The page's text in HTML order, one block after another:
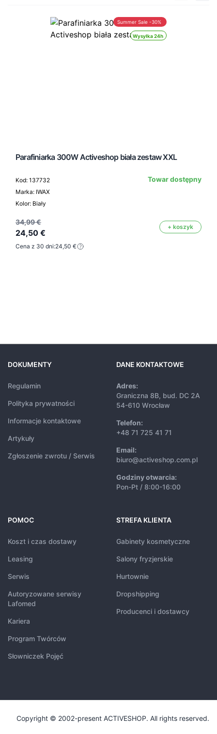
Wysyłka 24h
Summer Sale -30%
Parafiniarka 300W Activeshop biała zestaw XXL
Kod: 137732
Marka: IWAX
Kolor: Biały
Towar dostępny
34,99 €
24,50 €
+ koszyk
Cena z 30 dni:24,50 €
DOKUMENTY
Regulamin
Polityka prywatności
Informacje kontaktowe
Artykuły
Zgłoszenie zwrotu / Serwis
DANE KONTAKTOWE
Adres:
Graniczna 8B, bud. DC 2A
54-610 Wrocław
Telefon:
+48 71 725 41 71
Email:
biuro@activeshop.com.pl
Godziny otwarcia:
Pon-Pt / 8:00-16:00
POMOC
Koszt i czas dostawy
Leasing
Serwis
Autoryzowane serwisy
Lafomed
Kariera
Program Twórców
Słowniczek Pojęć
STREFA KLIENTA
Gabinety kosmetyczne
Salony fryzjerskie
Hurtownie
Dropshipping
Producenci i dostawcy
Copyright © 2002-present ACTIVESHOP. All rights reserved.